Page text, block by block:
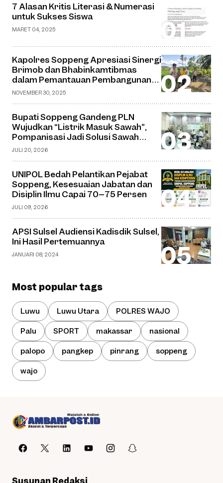
7 Alasan Kritis Literasi & Numerasi
untuk Sukses Siswa
MARET 04, 2025
Kapolres Soppeng Apresiasi Sinergi
Brimob dan Bhabinkamtibmas
dalam Pemantauan Pembangunan
Jembatan Gantung di Desa Watu
NOVEMBER 30, 2025
Bupati Soppeng Gandeng PLN
Wujudkan “Listrik Masuk Sawah”,
Pompanisasi Jadi Solusi Sawah
Tadah Hujan
JULI 20, 2026
UNIPOL Bedah Pelantikan Pejabat
Soppeng, Kesesuaian Jabatan dan
Disiplin Ilmu Capai 70–75 Persen
JULI 09, 2026
APSI Sulsel Audiensi Kadisdik Sulsel,
Ini Hasil Pertemuannya
JANUARI 08, 2024
Most popular tags
Luwu Luwu Utara POLRES WAJO
Palu SPORT makassar nasional
palopo pangkep pinrang soppeng
wajo
Susunan Redaksi